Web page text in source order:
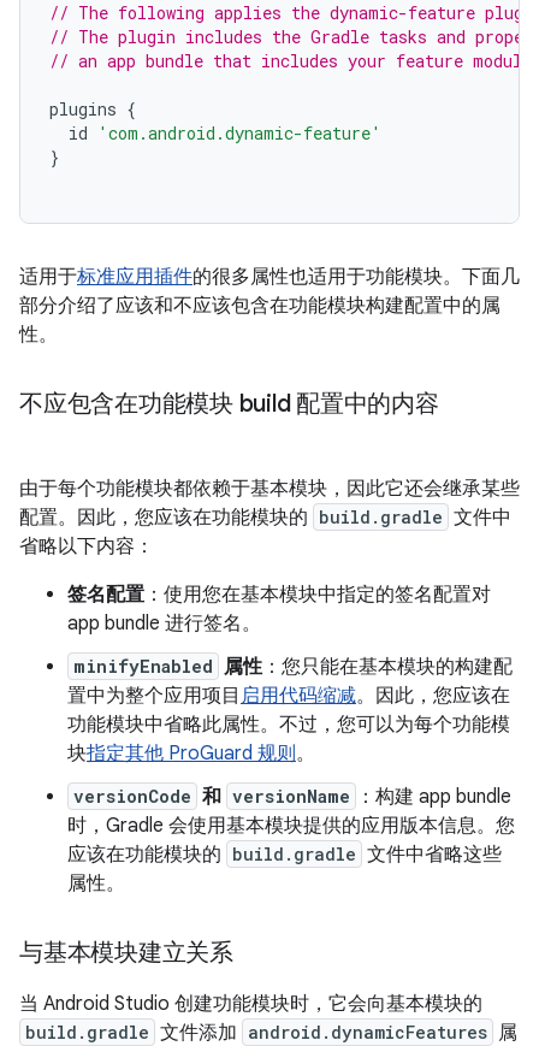
// The following applies the dynamic-feature
// The plugin includes the Gradle tasks and
// an app bundle that includes your feature
plugins {
id
'com.android.dynamic-feature'
}
适用于标准应用插件的很多属性也适用于功能模块。下面几
部分介绍了应该和不应该包含在功能模块构建配置中的属
性。
不应包含在功能模块 build 配置中的内容
由于每个功能模块都依赖于基本模块，因此它还会继承某些
配置。因此，您应该在功能模块的 build.gradle 文件中
省略以下内容：
签名配置 ：使用您在基本模块中指定的签名配置对
app bundle 进行签名。
minifyEnabled 属性：您只能在基本模块的构建配
置中为整个应用项目 启用代码缩减。因此，您应该在
功能模块中省略此属性。不过，您可以为每个功能模
块指定其他 ProGuard 规则。
versionCode 和 versionName
：构建 app bundle
时，Gradle 会使用基本模块提供的应用版本信息。您
应该在功能模块的 build.gradle 文件中省略这些
属性。
与基本模块建立关系
当 Android Studio 创建功能模块时，它会向基本模块的
build.gradle 文件添加 android.dynamicFeatures 属